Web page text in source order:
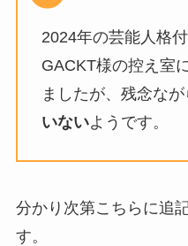
2024年の芸能人格
GACKT様の控え室
ましたが、残念な
いないようです。
分かり次第こちらに追
す。